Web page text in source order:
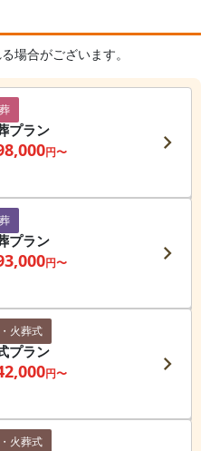
場合がございます。
プラン
円〜
プラン
円〜
火葬式
プラン
円〜
火葬式